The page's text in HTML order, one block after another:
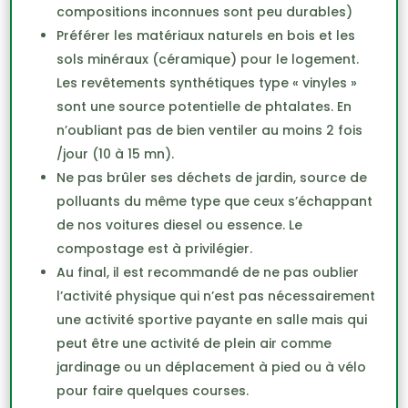
compositions inconnues sont peu durables)
Préférer les matériaux naturels en bois et les
sols minéraux (céramique) pour le logement.
Les revêtements synthétiques type « vinyles »
sont une source potentielle de phtalates. En
n’oubliant pas de bien ventiler au moins 2 fois
/jour (10 à 15 mn).
Ne pas brûler ses déchets de jardin, source de
polluants du même type que ceux s’échappant
de nos voitures diesel ou essence. Le
compostage est à privilégier.
Au final, il est recommandé de ne pas oublier
l’activité physique qui n’est pas nécessairement
une activité sportive payante en salle mais qui
peut être une activité de plein air comme
jardinage ou un déplacement à pied ou à vélo
pour faire quelques courses.